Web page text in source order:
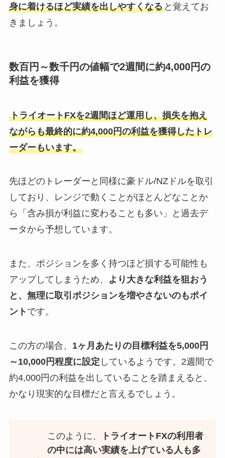
身に着けるほど実績を出しやすくなると覚えてお
きましょう。
数百円～数千円の値幅で2週間に約4,000円の
利益を獲得
トライオートFXを2週間ほど運用し、損失を抱え
ながらも最終的に約4,000円の利益を獲得したトレ
ーダーもいます。
先ほどのトレーダーと同様に豪ドル/NZドルを取引
しており、レンジで動くことがほとんどなことか
ら「含み損が利益に変わることも多い」と過去デ
ータから予想しています。
また、ポジションを多く持つほど損する可能性も
アップしてしまうため、
より大きな利益を狙おう
と、無理に取引ポジションを増やさないのもポイ
ント です。
この方の場合、 1ヶ月あたりの目標利益を5,000円
～10,000円程度に設定 しているようです。2週間で
約4,000円の利益を出していることを踏まえると、
かなり現実的な目標だと言えるでしょう。
このように、
トライオートFXの利用者
の中には高い実績を上げている人も多